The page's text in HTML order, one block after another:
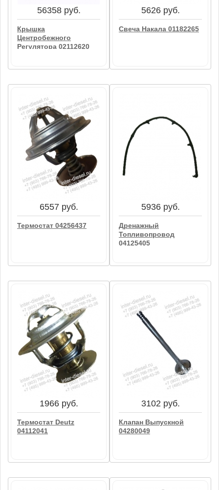
56358 руб.
Крышка
Центробежного
Регулятора 02112620
56358 руб.
Центробежного
Регулятора 02112620
5626 руб.
Свеча Накала 01182265
Свеча Накала 01182265
6557 руб.
Термостат 04256437
6557 руб.
Термостат 04256437
В корзину
5936 руб.
Дренажный
Топливопровод
04125405
5936 руб.
Дренажный
Топливопровод
04125405
1966 руб.
Термостат Deutz
04112041
3102 руб.
Клапан Выпускной
04280049